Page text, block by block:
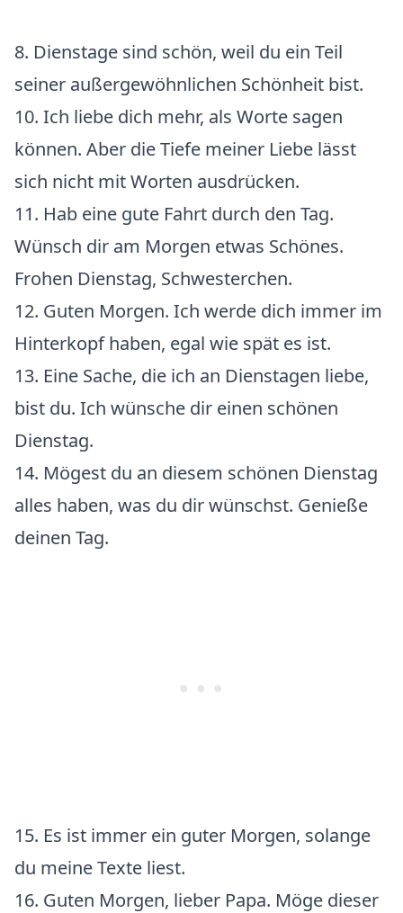
8. Dienstage sind schön, weil du ein Teil
seiner außergewöhnlichen Schönheit bist.
10. Ich liebe dich mehr, als Worte sagen
können. Aber die Tiefe meiner Liebe lässt
sich nicht mit Worten ausdrücken.
11. Hab eine gute Fahrt durch den Tag.
Wünsch dir am Morgen etwas Schönes.
Frohen Dienstag, Schwesterchen.
12. Guten Morgen. Ich werde dich immer im
Hinterkopf haben, egal wie spät es ist.
13. Eine Sache, die ich an Dienstagen liebe,
bist du. Ich wünsche dir einen schönen
Dienstag.
14. Mögest du an diesem schönen Dienstag
alles haben, was du dir wünschst. Genieße
deinen Tag.
15. Es ist immer ein guter Morgen, solange
du meine Texte liest.
16. Guten Morgen, lieber Papa. Möge dieser